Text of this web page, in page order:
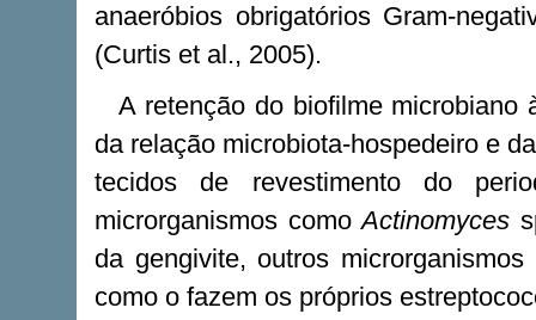
anaeróbios obrigatórios Gram-
(Curtis et al., 2005).
A retenção do biofilme
da relação microbiota-hospedeiro e
tecidos de revestimento do
microrganismos comoActinomyces
da gengivite, outros
como o fazem os próprios